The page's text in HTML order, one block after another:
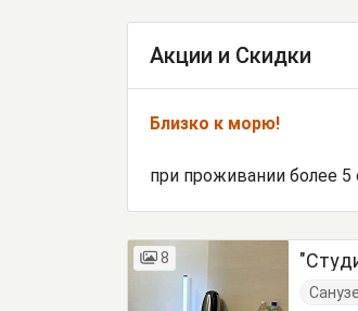
Акции и Скидки
Близко к морю!
при проживании более 5
8